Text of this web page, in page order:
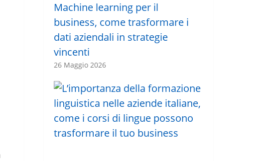
Machine learning per il
business, come trasformare i
dati aziendali in strategie
vincenti
26 Maggio 2026